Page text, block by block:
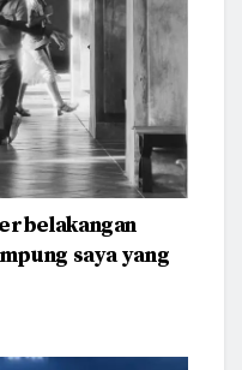
saya yang